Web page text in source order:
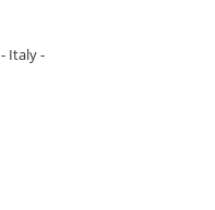
- Italy -